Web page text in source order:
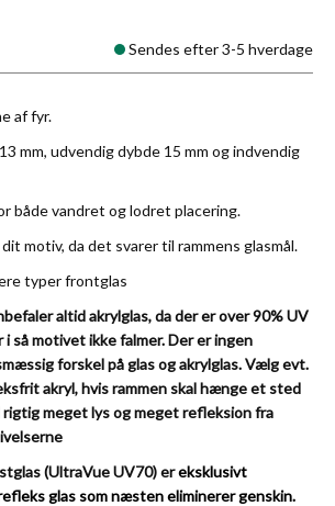
af fyr.
mm, udvendig dybde 15 mm og indvendig
både vandret og lodret placering.
motiv, da det svarer til rammens glasmål.
typer frontglas
altid akrylglas, da der er over 90% UV
i så motivet ikke falmer. Der er ingen
forskel på glas og akrylglas.Vælg evt.
akryl, hvis rammen skal hænge et sted
rigtig meget lys og meget refleksion fra
(UltraVue UV70) ereksklusivt
glas som næsten eliminerer genskin.
Sendes efter 3-5 hverdage